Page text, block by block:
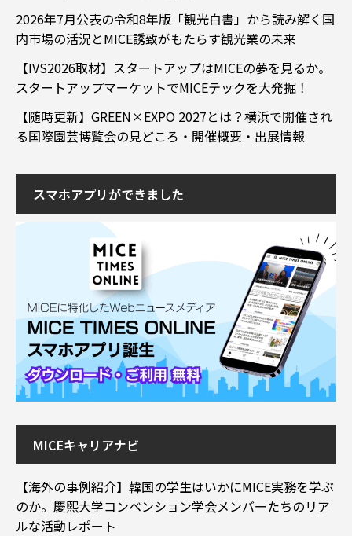
2026年7月公表の令和8年版「観光白書」から読み解く国
内市場の活況とMICE誘致がもたらす観光業の未来
【IVS2026取材】スタートアップはMICEの夢を見るか。
スタートアップマーケットでMICEテックを大発掘！
【随時更新】GREEN×EXPO 2027とは？横浜で開催され
る国際園芸博覧会の見どころ・開催概要・出展情報
スマホアプリができました
MICEキャリアナビ
【海外の事例紹介】韓国の学生はいかにMICE実務を学ぶ
のか。慶煕大学コンベンション学会メンバーたちのリア
ルな活動レポート